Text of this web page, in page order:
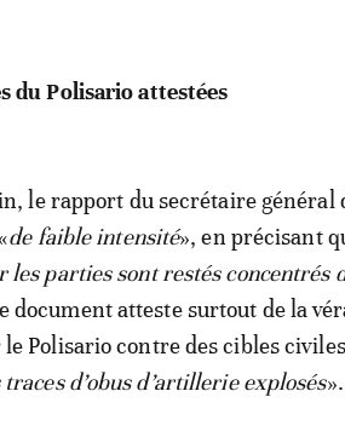
du Polisario attestées
le rapport du secrétaire général
de faible intensité», en précisant
les parties sont restés
document atteste surtout de la
Polisario contre des cibles
d’obus d’artillerie explosés».